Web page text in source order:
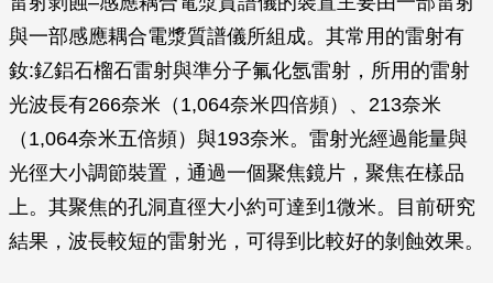
與一部感應耦合電漿質譜儀所組成。其常用的雷射有
釹:釔鋁石榴石雷射與準分子氟化氬雷射，所用的雷射
光波長有266奈米（1,064奈米四倍頻）、213奈米
（1,064奈米五倍頻）與193奈米。雷射光經過能量與
光徑大小調節裝置，通過一個聚焦鏡片，聚焦在樣品
上。其聚焦的孔洞直徑大小約可達到1微米。目前研究
結果，波長較短的雷射光，可得到比較好的剝蝕效果。